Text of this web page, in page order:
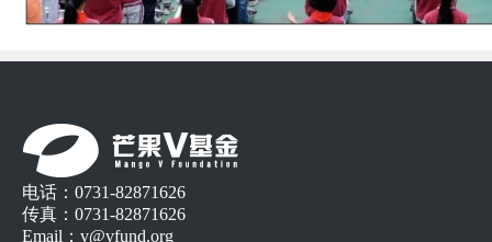
电话：0731-82871626
传真：0731-82871626
Email：v@vfund.org